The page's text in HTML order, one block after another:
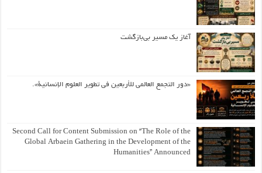
آغاز یک مسیر بی‌بازگشت
«دور التجمع العالمي للأربعين في تطوير العلوم الإنسانية».
Second Call for Content Submission on “The Role of the
Global Arbaein Gathering in the Development of the
Humanities” Announced